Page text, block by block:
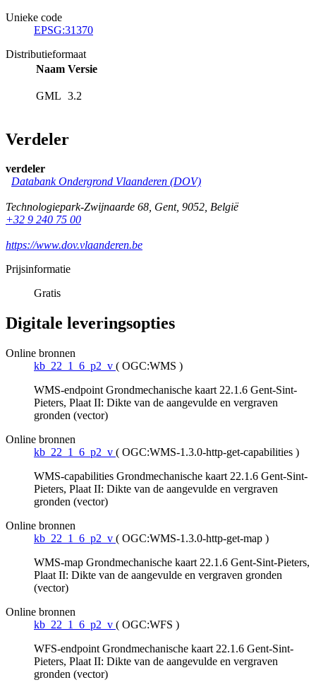
Unieke code
EPSG:31370
Distributieformaat
Naam Versie
GML 3.2
Verdeler
verdeler
Databank Ondergrond Vlaanderen (DOV)
Technologiepark-Zwijnaarde 68, Gent, 9052, België
+32 9 240 75 00
https://www.dov.vlaanderen.be
Prijsinformatie
Gratis
Digitale leveringsopties
Online bronnen
kb_22_1_6_p2_v ( OGC:WMS )
WMS-endpoint Grondmechanische kaart 22.1.6 Gent-Sint-
Pieters, Plaat II: Dikte van de aangevulde en vergraven
gronden (vector)
Online bronnen
kb_22_1_6_p2_v ( OGC:WMS-1.3.0-http-get-capabilities )
WMS-capabilities Grondmechanische kaart 22.1.6 Gent-Sint-
Pieters, Plaat II: Dikte van de aangevulde en vergraven
gronden (vector)
Online bronnen
kb_22_1_6_p2_v ( OGC:WMS-1.3.0-http-get-map )
WMS-map Grondmechanische kaart 22.1.6 Gent-Sint-Pieters,
Plaat II: Dikte van de aangevulde en vergraven gronden
(vector)
Online bronnen
kb_22_1_6_p2_v ( OGC:WFS )
WFS-endpoint Grondmechanische kaart 22.1.6 Gent-Sint-
Pieters, Plaat II: Dikte van de aangevulde en vergraven
gronden (vector)